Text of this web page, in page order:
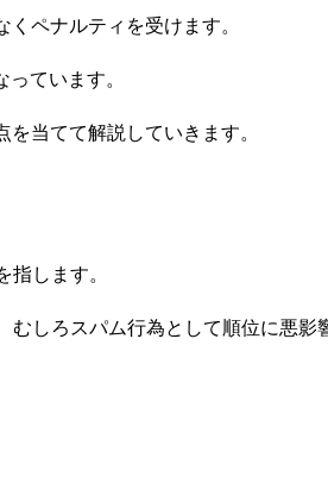
ペナルティを受けます。
ています。
当てて解説していきます。
します。
しろスパム行為として順位に悪影